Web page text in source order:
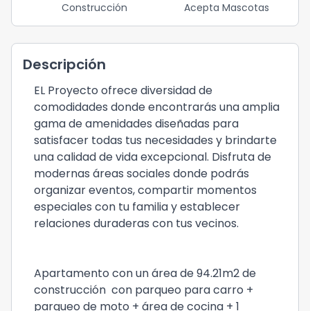
Construcción Acepta Mascotas
Descripción
EL Proyecto ofrece diversidad de
comodidades donde encontrarás una amplia
gama de amenidades diseñadas para
satisfacer todas tus necesidades y brindarte
una calidad de vida excepcional. Disfruta de
modernas áreas sociales donde podrás
organizar eventos, compartir momentos
especiales con tu familia y establecer
relaciones duraderas con tus vecinos.
Apartamento con un área de 94.21m2 de
construcción con parqueo para carro +
parqueo de moto + área de cocina + 1